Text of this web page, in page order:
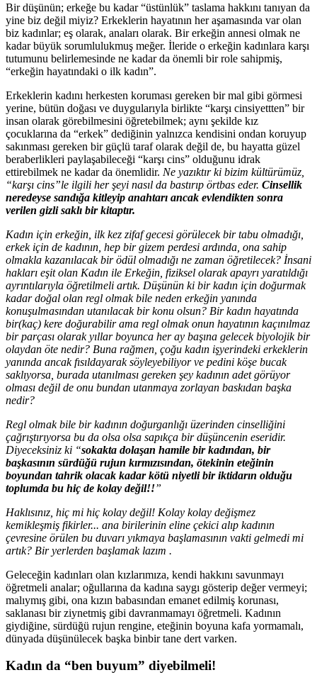
Bir düşünün; erkeğe bu kadar “üstünlük” taslama hakkını tanıyan da
yine biz değil miyiz? Erkeklerin hayatının her aşamasında var olan
biz kadınlar; eş olarak, anaları olarak. Bir erkeğin annesi olmak ne
kadar büyük sorumlulukmuş meğer. İleride o erkeğin kadınlara karşı
tutumunu belirlemesinde ne kadar da önemli bir role sahipmiş,
“erkeğin hayatındaki o ilk kadın”.
Erkeklerin kadını herkesten koruması gereken bir mal gibi görmesi
yerine, bütün doğası ve duygularıyla birlikte “karşı cinsiyettten” bir
insan olarak görebilmesini öğretebilmek; aynı şekilde kız
çocuklarına da “erkek” dediğinin yalnızca kendisini ondan koruyup
sakınması gereken bir güçlü taraf olarak değil de, bu hayatta güzel
beraberlikleri paylaşabileceği “karşı cins” olduğunu idrak
ettirebilmek ne kadar da önemlidir. Ne yazıktır ki bizim kültürümüz,
“karşı cins”le ilgili her şeyi nasıl da bastırıp örtbas eder. Cinsellik
neredeyse sandığa kitleyip anahtarı ancak evlendikten sonra
verilen gizli saklı bir kitaptır.
Kadın için erkeğin, ilk kez zifaf gecesi görülecek bir tabu olmadığı,
erkek için de kadının, hep bir gizem perdesi ardında, ona sahip
olmakla kazanılacak bir ödül olmadığı ne zaman öğretilecek? İnsani
hakları eşit olan Kadın ile Erkeğin, fiziksel olarak apayrı yaratıldığı
ayrıntılarıyla öğretilmeli artık. Düşünün ki bir kadın için doğurmak
kadar doğal olan regl olmak bile neden erkeğin yanında
konuşulmasından utanılacak bir konu olsun? Bir kadın hayatında
bir(kaç) kere doğurabilir ama regl olmak onun hayatının kaçınılmaz
bir parçası olarak yıllar boyunca her ay başına gelecek biyolojik bir
olaydan öte nedir? Buna rağmen, çoğu kadın işyerindeki erkeklerin
yanında ancak fısıldayarak söyleyebiliyor ve pedini köşe bucak
saklıyorsa, burada utanılması gereken şey kadının adet görüyor
olması değil de onu bundan utanmaya zorlayan baskıdan başka
nedir?
Regl olmak bile bir kadının doğurganlığı üzerinden cinselliğini
çağrıştırıyorsa bu da olsa olsa sapıkça bir düşüncenin eseridir.
Diyeceksiniz ki “sokakta dolaşan hamile bir kadından, bir
başkasının sürdüğü rujun kırmızısından, ötekinin eteğinin
boyundan tahrik olacak kadar kötü niyetli bir iktidarın olduğu
toplumda bu hiç de kolay değil!!”
Haklısınız, hiç mi hiç kolay değil! Kolay kolay değişmez
kemikleşmiş fikirler... ana birilerinin eline çekici alıp kadının
çevresine örülen bu duvarı yıkmaya başlamasının vakti gelmedi mi
artık? Bir yerlerden başlamak lazım .
Geleceğin kadınları olan kızlarımıza, kendi hakkını savunmayı
öğretmeli analar; oğullarına da kadına saygı gösterip değer vermeyi;
malıymış gibi, ona kızın babasından emanet edilmiş korunası,
saklanası bir ziynetmiş gibi davranmamayı öğretmeli. Kadının
giydiğine, sürdüğü rujun rengine, eteğinin boyuna kafa yormamalı,
dünyada düşünülecek başka binbir tane dert varken.
Kadın da “ben buyum” diyebilmeli!